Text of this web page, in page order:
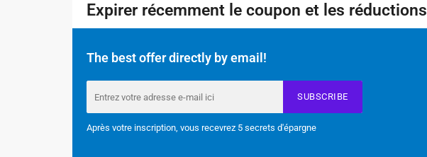
Expirer récemment le coupon et les réductions
The best offer directly by email!
SUBSCRIBE
Après votre inscription, vous recevrez 5 secrets d'épargne